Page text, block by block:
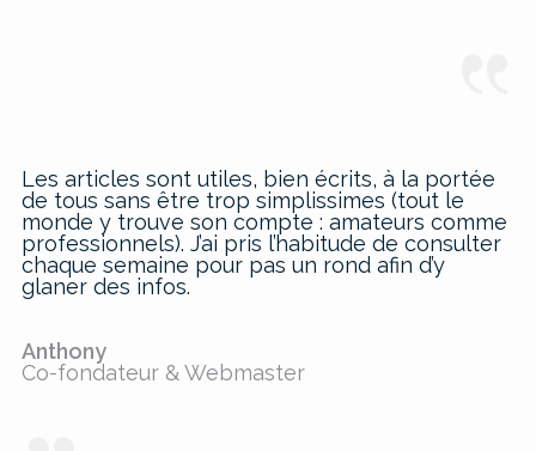
Les articles sont utiles, bien écrits, à la portée
de tous sans être trop simplissimes (tout le
monde y trouve son compte : amateurs comme
professionnels). J’ai pris l’habitude de consulter
chaque semaine pour pas un rond afin d’y
glaner des infos.
Anthony
Co-fondateur & Webmaster